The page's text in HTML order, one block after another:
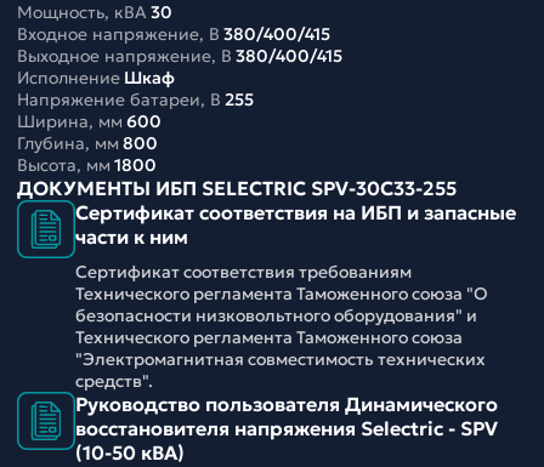
Мощность, кВА30
Входное напряжение, В 380/400/415
Выходное напряжение, В 380/400/415
Исполнение Шкаф
Напряжение батареи, В 255
Ширина, мм 600
Глубина, мм 800
Высота, мм 1800
ДОКУМЕНТЫ ИБП SELECTRIC SPV-30C33-255
Сертификат соответствия на ИБП и запасные
части к ним
Сертификат соответствия требованиям
Технического регламента Таможенного союза "О
безопасности низковольтного оборудования" и
Технического регламента Таможенного союза
"Электромагнитная совместимость технических
средств".
Руководство пользователя Динамического
восстановителя напряжения Selectric - SPV
(10-50 кВА)